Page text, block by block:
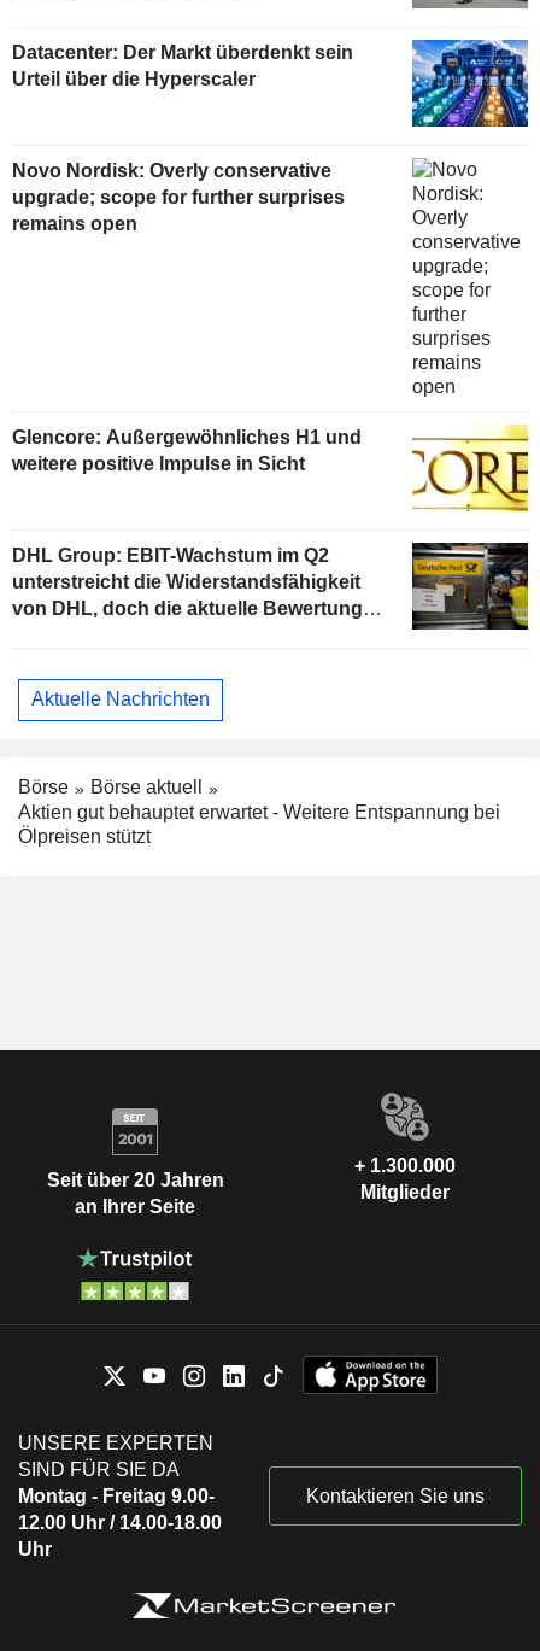
Datacenter: Der Markt überdenkt sein
Urteil über die Hyperscaler
Novo Nordisk: Overly conservative
upgrade; scope for further surprises
remains open
Glencore: Außergewöhnliches H1 und
weitere positive Impulse in Sicht
DHL Group: EBIT-Wachstum im Q2
unterstreicht die Widerstandsfähigkeit
von DHL, doch die aktuelle Bewertung
Aktuelle Nachrichten
Börse
Börse aktuell
Aktien gut behauptet erwartet - Weitere Entspannung bei
Ölpreisen stützt
Seit über 20 Jahren
an Ihrer Seite
+ 1.300.000
Mitglieder
UNSERE EXPERTEN
SIND FÜR SIE DA
Montag - Freitag 9.00-
12.00 Uhr / 14.00-18.00
Uhr
Kontaktieren Sie uns